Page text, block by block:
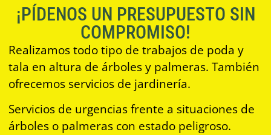
¡PÍDENOS UN PRESUPUESTO SIN
COMPROMISO!
Realizamos todo tipo de trabajos de poda y
tala en altura de árboles y palmeras. También
ofrecemos servicios de jardinería.
Servicios de urgencias frente a situaciones de
árboles o palmeras con estado peligroso.